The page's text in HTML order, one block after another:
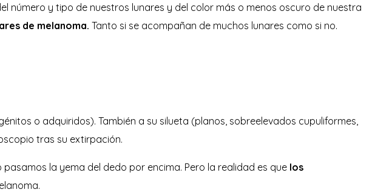
y tipo de nuestros lunares y del color más o menos oscuro de nuestra
de melanoma. Tanto si se acompañan de muchos lunares como si no.
o adquiridos). También a su silueta (planos, sobreelevados cupuliformes,
tras su extirpación.
la yema del dedo por encima. Pero la realidad es que los